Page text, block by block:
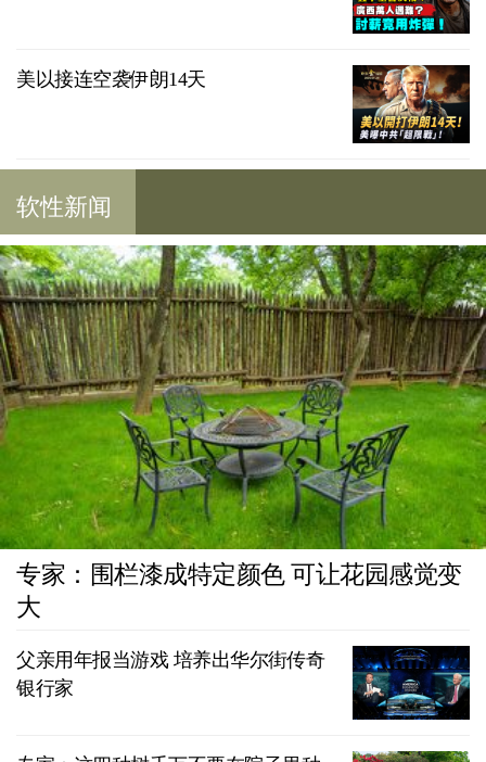
美以接连空袭伊朗14天
软性新闻
专家：围栏漆成特定颜色 可让花园感觉变
大
父亲用年报当游戏 培养出华尔街传奇
银行家